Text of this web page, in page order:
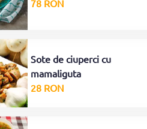
78 RON
Sote de ciuperci cu
mamaliguta
28 RON